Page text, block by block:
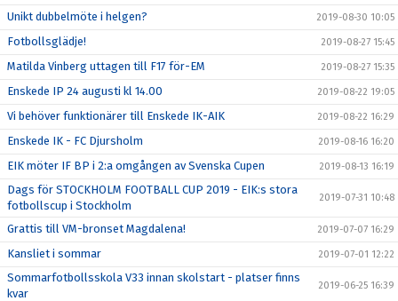
Unikt dubbelmöte i helgen? 2019-08-30 10:05
Fotbollsglädje! 2019-08-27 15:45
Matilda Vinberg uttagen till F17 för-EM 2019-08-27 15:35
Enskede IP 24 augusti kl 14.00 2019-08-22 19:05
Vi behöver funktionärer till Enskede IK-AIK 2019-08-22 16:29
Enskede IK - FC Djursholm 2019-08-16 16:20
EIK möter IF BP i 2:a omgången av Svenska Cupen 2019-08-13 16:19
Dags för STOCKHOLM FOOTBALL CUP 2019 - EIK:s stora
fotbollscup i Stockholm
2019-07-31 10:48
Grattis till VM-bronset Magdalena! 2019-07-07 16:29
Kansliet i sommar 2019-07-01 12:22
Sommarfotbollsskola V33 innan skolstart - platser finns
kvar
2019-06-25 16:39